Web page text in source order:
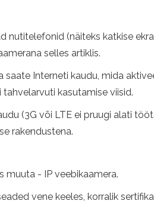
(näiteks katkise
selles artiklis.
Interneti kaudu, mida
kasutamise viisid.
(3G või LTE ei pruugi alati
rakendustena.
muuta - IP veebikaamera.
vene keeles, korralik